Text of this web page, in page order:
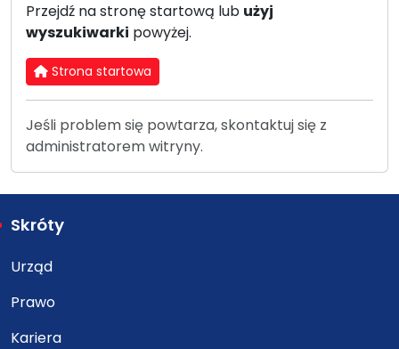
Przejdź na stronę startową lub użyj
wyszukiwarki powyżej.
Strona startowa
Jeśli problem się powtarza, skontaktuj się z
administratorem witryny.
Skróty
Urząd
Prawo
Kariera